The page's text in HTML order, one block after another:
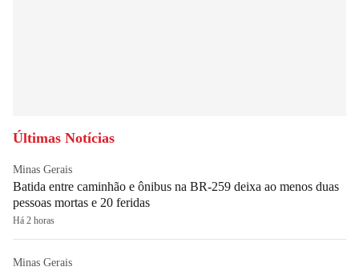
Últimas Notícias
Minas Gerais
Batida entre caminhão e ônibus na BR-259 deixa ao menos duas
pessoas mortas e 20 feridas
Há 2 horas
Minas Gerais